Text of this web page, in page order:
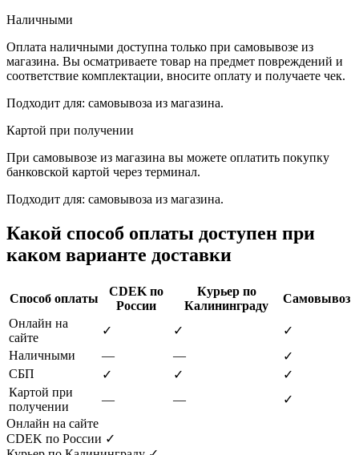
Наличными
Оплата наличными доступна только при самовывозе из
магазина. Вы осматриваете товар на предмет повреждений и
соответствие комплектации, вносите оплату и получаете чек.
Подходит для: самовывоза из магазина.
Картой при получении
При самовывозе из магазина вы можете оплатить покупку
банковской картой через терминал.
Подходит для: самовывоза из магазина.
Какой способ оплаты доступен при
каком варианте доставки
Способ оплаты
CDEK по
России
Курьер по
Калининграду
Самовывоз
Онлайн на
сайте
✓ ✓
✓
Наличными
— —
✓
СБП
✓ ✓
✓
Картой при
получении
— —
✓
Онлайн на сайте
CDEK по России ✓